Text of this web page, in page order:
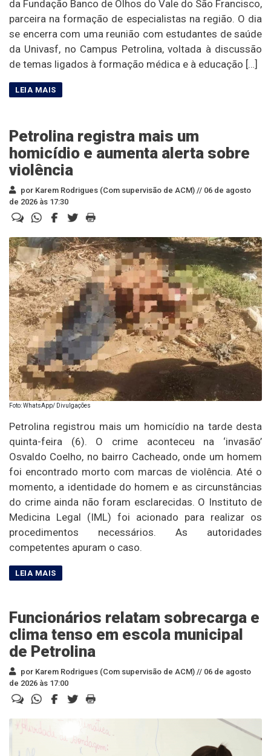
da Fundação Banco de Olhos do Vale do São Francisco,
parceira na formação de especialistas na região. O dia
se encerra com uma reunião com estudantes de saúde
da Univasf, no Campus Petrolina, voltada à discussão
de temas ligados à formação médica e à educação […]
Petrolina registra mais um
homicídio e aumenta alerta sobre
violência
por Karem Rodrigues (Com supervisão de ACM) // 06 de agosto
de 2026 às 17:30
Foto: WhatsApp/ Divulgações
Petrolina registrou mais um homicídio na tarde desta
quinta-feira (6). O crime aconteceu na ‘invasão’
Osvaldo Coelho, no bairro Cacheado, onde um homem
foi encontrado morto com marcas de violência. Até o
momento, a identidade do homem e as circunstâncias
do crime ainda não foram esclarecidas. O Instituto de
Medicina Legal (IML) foi acionado para realizar os
procedimentos necessários. As autoridades
competentes apuram o caso.
Funcionários relatam sobrecarga e
clima tenso em escola municipal
de Petrolina
por Karem Rodrigues (Com supervisão de ACM) // 06 de agosto
de 2026 às 17:00